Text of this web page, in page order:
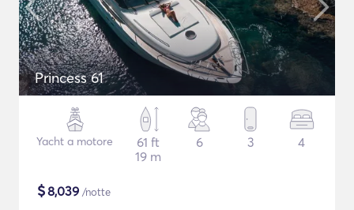
Princess 61
Yacht a motore
61 ft
19 m
6 3 4
$8,039 /notte